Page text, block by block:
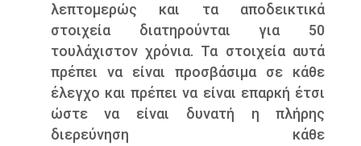
λεπτομερώς και τα αποδεικτικά
στοιχεία διατηρούνται για 50
τουλάχιστον χρόνια. Τα στοιχεία αυτά
πρέπει να είναι προσβάσιμα σε κάθε
έλεγχο και πρέπει να είναι επαρκή έτσι
ώστε να είναι δυνατή η πλήρης
διερεύνηση κάθε